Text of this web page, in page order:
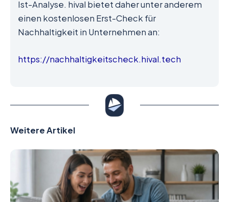
Ist-Analyse. hival bietet daher unter anderem
einen kostenlosen Erst-Check für
Nachhaltigkeit in Unternehmen an:
https://nachhaltigkeitscheck.hival.tech
Weitere Artikel